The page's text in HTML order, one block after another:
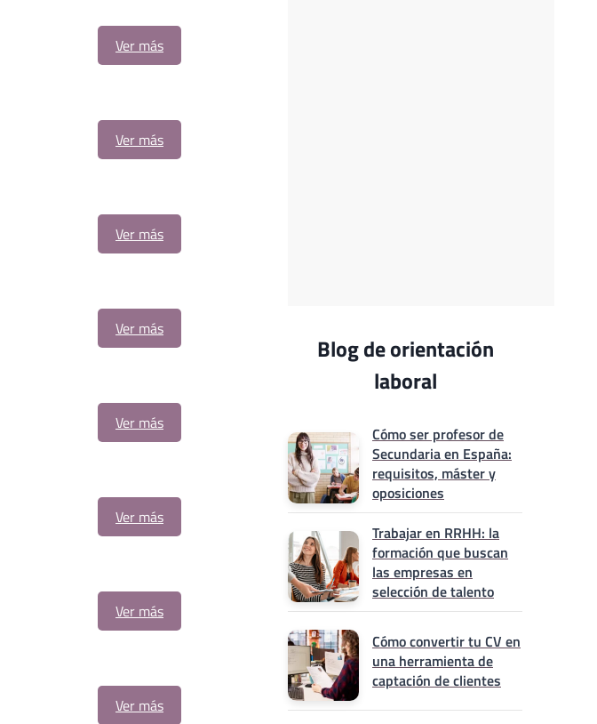
Ver más
Ver más
Ver más
Ver más
Ver más
Ver más
Ver más
Ver más
Blog de orientación
laboral
Cómo ser profesor de
Secundaria en España:
requisitos, máster y
oposiciones
Trabajar en RRHH: la
formación que buscan
las empresas en
selección de talento
Cómo convertir tu CV en
una herramienta de
captación de clientes